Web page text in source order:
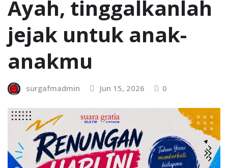
Ayah, tinggalkanlah
jejak untuk anak-
anakmu
surgafmadmin Jun 15, 2026 0